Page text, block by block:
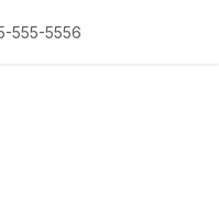
555-5556